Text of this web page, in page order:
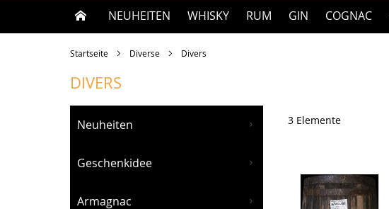
NEUHEITEN WHISKY RUM GIN COGNAC
Startseite Diverse Divers
DIVERS
3Elemente
Neuheiten
Geschenkidee
Armagnac